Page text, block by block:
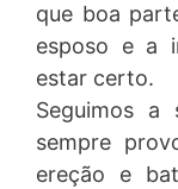
que boa
esposo e a
estar certo.
Seguimos a
sempre
ereção e